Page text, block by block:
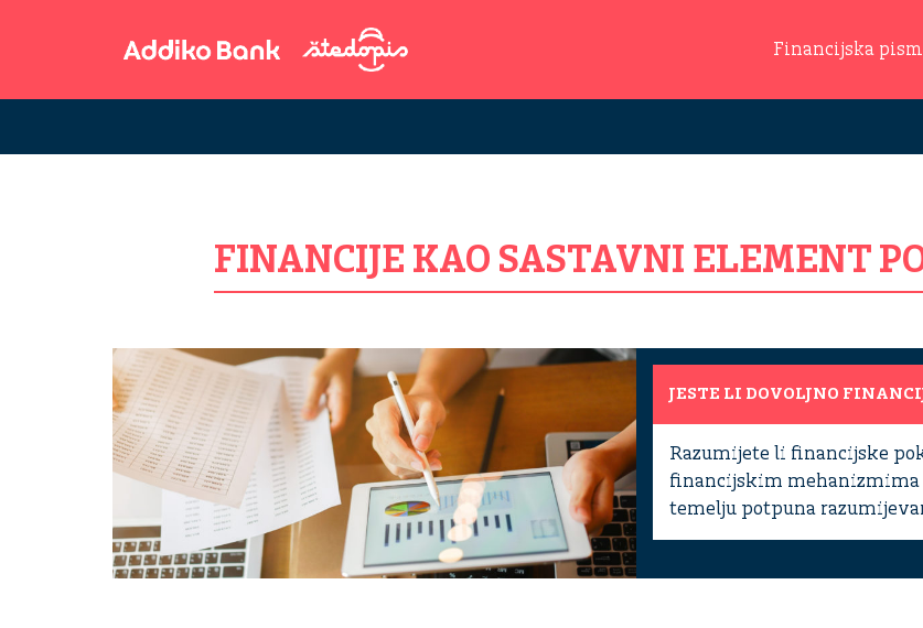
Financijska
FINANCIJE KAO SASTAVNI ELEMENT
JESTE LI DOVOLJNO
Razumijete li financijske
financijskim mehanizmima
temelju potpuna